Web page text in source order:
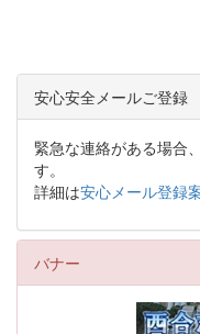
安心安全メールご登録
緊急な連絡がある場合
す。
詳細は安心メール登録
バナー